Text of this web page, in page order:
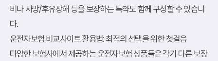
비나 사망/후유장해 등을 보장하는 특약도 함께 구성할 수 있습니
다.
운전자보험 비교사이트 활용법: 최적의 선택을 위한 첫걸음
다양한 보험사에서 제공하는 운전자보험 상품들은 각기 다른 보장